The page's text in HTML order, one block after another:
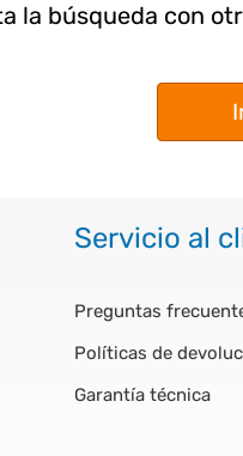
la búsqueda con
Servicio al
Preguntas
Políticas de
Garantía técnica